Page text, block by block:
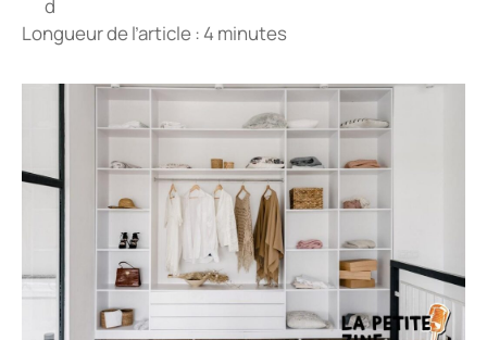
Longueur de l’article : 4 minutes